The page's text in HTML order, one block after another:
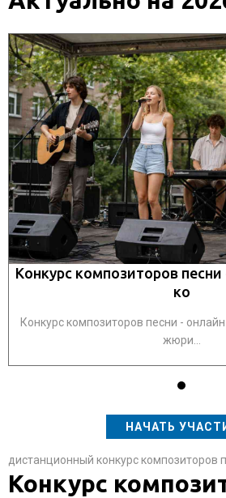
Конкурс композиторов
ко
Конкурс композиторов песни -
жюри...
НАЧАТЬ
дистанционный конкурс композиторов
Конкурс